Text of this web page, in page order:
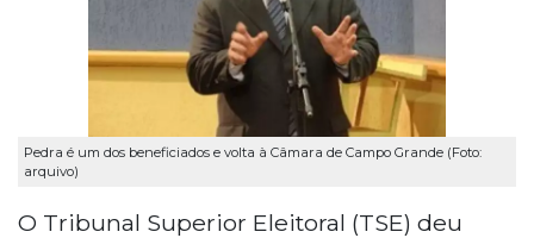
Pedra é um dos beneficiados e volta à Câmara de Campo Grande (Foto:
arquivo)
O Tribunal Superior Eleitoral (TSE) deu